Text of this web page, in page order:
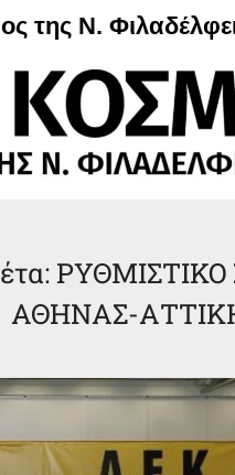
της Ν.
ΡΥΘΜΙΣΤΙΚΟ
ΑΘΗΝΑΣ-